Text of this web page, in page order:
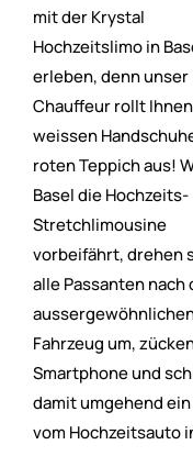
mit der Krystal
Hochzeitslimo in
erleben, denn unser
Chauffeur rollt
weissen
roten Teppich aus!
Basel die Hochzeits-
Stretchlimousine
vorbeifährt, drehen
alle Passanten nach
Fahrzeug um,
Smartphone und
damit umgehend
vom Hochzeitsauto